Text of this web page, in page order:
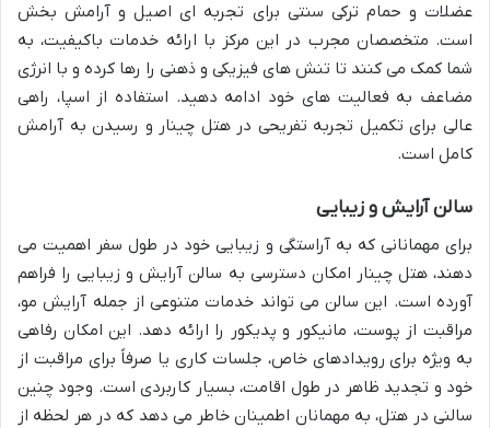
عضلات و حمام ترکی سنتی برای تجربه ای اصیل و آرامش بخش
است. متخصصان مجرب در این مرکز با ارائه خدمات باکیفیت، به
شما کمک می کنند تا تنش های فیزیکی و ذهنی را رها کرده و با انرژی
مضاعف به فعالیت های خود ادامه دهید. استفاده از اسپا، راهی
عالی برای تکمیل تجربه تفریحی در هتل چینار و رسیدن به آرامش
کامل است.
سالن آرایش و زیبایی
برای مهمانانی که به آراستگی و زیبایی خود در طول سفر اهمیت می
دهند، هتل چینار امکان دسترسی به سالن آرایش و زیبایی را فراهم
آورده است. این سالن می تواند خدمات متنوعی از جمله آرایش مو،
مراقبت از پوست، مانیکور و پدیکور را ارائه دهد. این امکان رفاهی
به ویژه برای رویدادهای خاص، جلسات کاری یا صرفاً برای مراقبت از
خود و تجدید ظاهر در طول اقامت، بسیار کاربردی است. وجود چنین
سالنی در هتل، به مهمانان اطمینان خاطر می دهد که در هر لحظه از